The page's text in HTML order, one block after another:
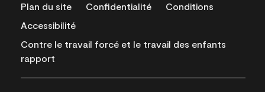
Plan du site Confidentialité
Conditions
Accessibilité
Contre le travail forcé et le travail des enfants
rapport